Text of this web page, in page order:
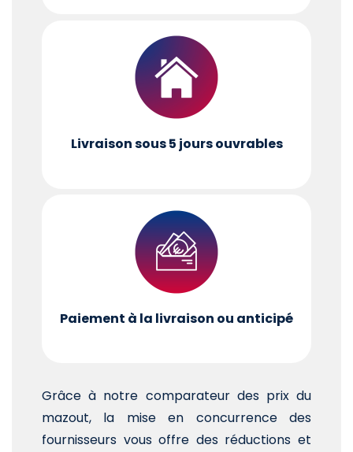
Livraison sous 5 jours ouvrables
Paiement à la livraison ou anticipé
Grâce à notre comparateur des prix du
mazout, la mise en concurrence des
fournisseurs vous offre des réductions et